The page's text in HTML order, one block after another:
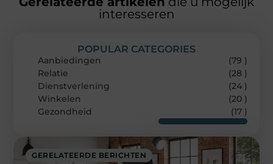
interesseren
GERELATEERDE BERICHTEN
POPULAR CATEGORIES
Aanbiedingen
(79 )
Relatie
(28 )
Dienstverlening
(24 )
Winkelen
(20 )
Gezondheid
(17 )